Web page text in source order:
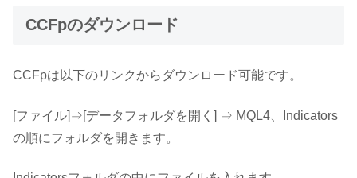
CCFpのダウンロード
CCFpは以下のリンクからダウンロード可能です。
[ファイル]⇒[データフォルダを開く] ⇒ MQL4、Indicators
の順にフォルダを開きます。